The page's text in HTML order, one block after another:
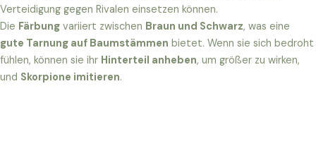
Verteidigung gegen Rivalen einsetzen können.
Die Färbung variiert zwischen Braun und Schwarz, was eine
gute Tarnung auf Baumstämmen bietet. Wenn sie sich bedroht
fühlen, können sie ihr Hinterteil anheben, um größer zu wirken,
und Skorpione imitieren.